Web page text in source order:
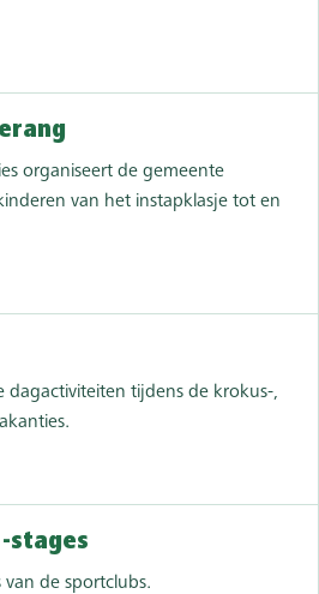
organiseert de gemeente
van het instapklasje tot en
dagactiviteiten tijdens de krokus-,
stages
de sportclubs.